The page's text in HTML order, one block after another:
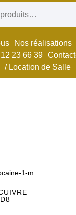
Nos réalisations
23 66 39
/ Location de Salle